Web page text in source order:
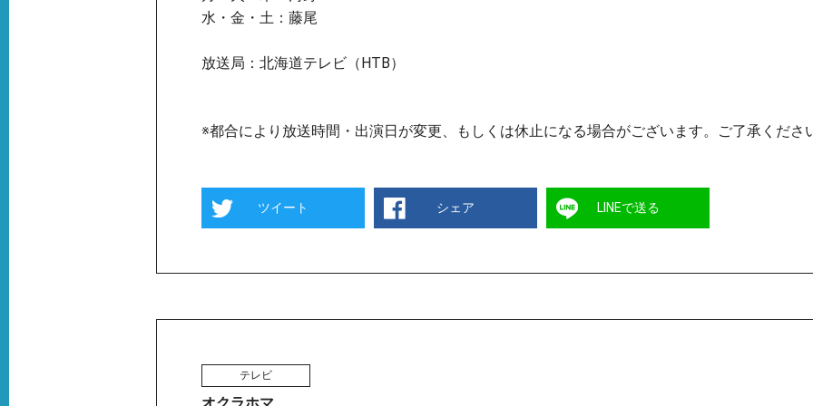
水・金・土：藤尾
放送局：北海道テレビ（HTB）
※都合により放送時間・出演日が変更、もしくは休止になる場合がございます。ご了承くださ
ツイート シェア LINEで送る
テレビ